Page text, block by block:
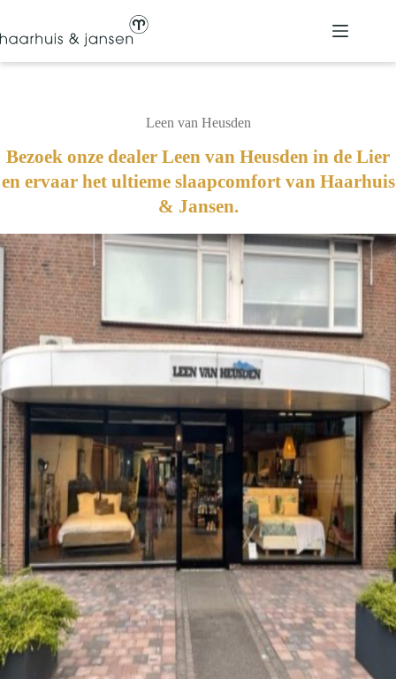
de
Leen van Heusden
Bezoek onze dealer Leen van Heusden in de Lier
en ervaar het ultieme slaapcomfort van Haarhuis
& Jansen.